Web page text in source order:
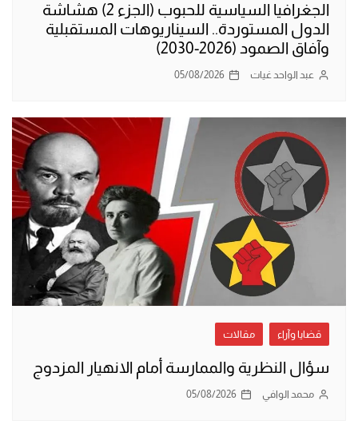
الجغرافيا السياسية للحبوب (الجزء 2) هشاشة
الدول المستوردة.. السيناريوهات المستقبلية
وآفاق الصمود (2026-2030)
عبد الواحد غيات 05/08/2026
قضايا وآراء مقالات
سؤال النظرية والممارسة أمام الانهيار المزدوج
محمد الوافي 05/08/2026